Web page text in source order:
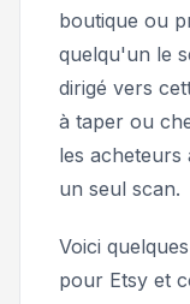
boutique ou
quelqu'un le
dirigé vers
à taper ou
les
un seul scan.
Voici
pour Etsy et